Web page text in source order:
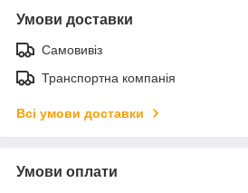
Умови доставки
Самовивіз
Транспортна компанія
Всі умови доставки
Умови оплати